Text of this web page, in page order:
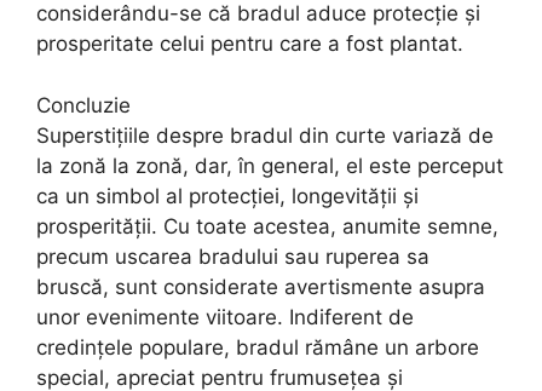
considerându-se că bradul aduce protecție și
prosperitate celui pentru care a fost plantat.
Concluzie
Superstițiile despre bradul din curte variază de
la zonă la zonă, dar, în general, el este perceput
ca un simbol al protecției, longevității și
prosperității. Cu toate acestea, anumite semne,
precum uscarea bradului sau ruperea sa
bruscă, sunt considerate avertismente asupra
unor evenimente viitoare. Indiferent de
credințele populare, bradul rămâne un arbore
special, apreciat pentru frumusețea și